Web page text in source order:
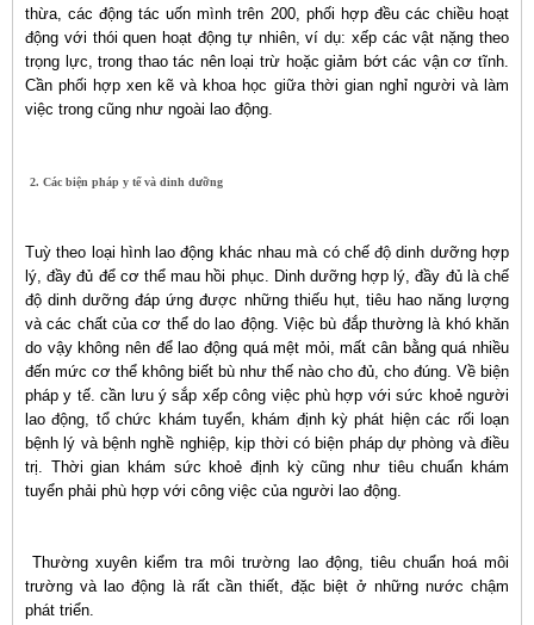
thừa, các động tác uốn mình trên 200, phối hợp đều các chiều hoạt
động với thói quen hoạt động tự nhiên, ví dụ: xếp các vật nặng theo
trọng lực, trong thao tác nên loại trừ hoặc giảm bớt các vận cơ tĩnh.
Cần phối hợp xen kẽ và khoa học giữa thời gian nghỉ người và làm
việc trong cũng như ngoài lao động.
2. Các biện pháp y tế và dinh dưỡng
Tuỳ theo loại hình lao động khác nhau mà có chế độ dinh dưỡng hợp
lý, đầy đủ để cơ thể mau hồi phục. Dinh dưỡng hợp lý, đầy đủ là chế
độ dinh dưỡng đáp ứng được những thiếu hụt, tiêu hao năng lượng
và các chất của cơ thể do lao động. Việc bù đắp thường là khó khăn
do vậy không nên để lao động quá mệt mỏi, mất cân bằng quá nhiều
đến mức cơ thể không biết bù như thế nào cho đủ, cho đúng. Về biện
pháp y tế. cần lưu ý sắp xếp công việc phù hợp với sức khoẻ người
lao động, tổ chức khám tuyển, khám định kỳ phát hiện các rối loạn
bệnh lý và bệnh nghề nghiệp, kịp thời có biện pháp dự phòng và điều
trị. Thời gian khám sức khoẻ định kỳ cũng như tiêu chuẩn khám
tuyển phải phù hợp với công việc của người lao động.
Thường xuyên kiểm tra môi trường lao động, tiêu chuẩn hoá môi
trường và lao động là rất cần thiết, đặc biệt ở những nước chậm
phát triển.